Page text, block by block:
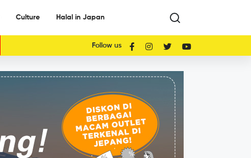
Culture Halal in Japan
Follow us